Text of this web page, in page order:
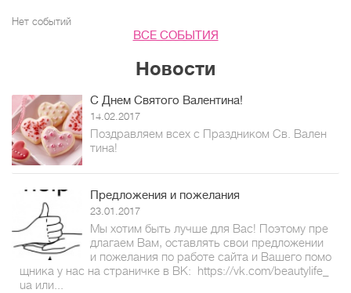
Нет событий
ВСЕ СОБЫТИЯ
Новости
С Днем Святого Валентина!
14.02.2017
Поздравляем всех с Праздником Св. Вален
тина!
Предложения и пожелания
23.01.2017
Мы хотим быть лучше для Вас! Поэтому пре
длагаем Вам, оставлять свои предложении
и пожелания по работе сайта и Вашего помо
щника у нас на страничке в ВК: https://vk.com/beautylife_
ua или...